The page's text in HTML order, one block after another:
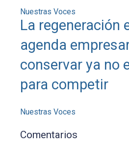
Nuestras Voces
La regeneración
agenda
conservar ya no
para competir
Nuestras Voces
Comentarios